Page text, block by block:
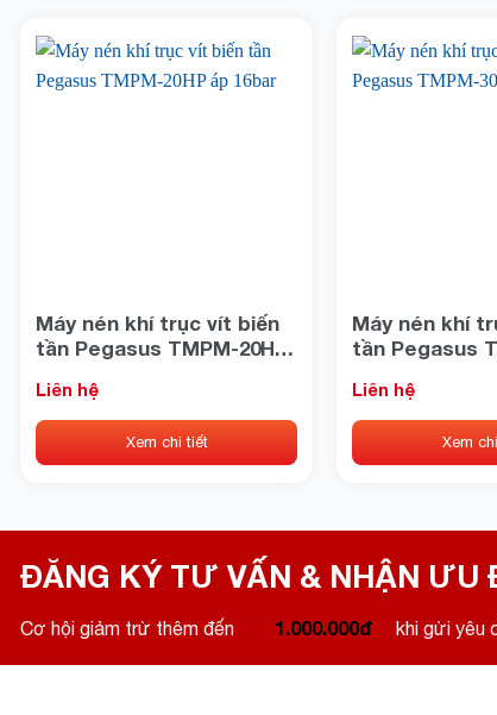
Máy nén khí trục vít biến
tần Pegasus TMPM-20HP
Liên hệ
Xem chi tiết
Máy nén khí
tần Pegasus
Liên hệ
Xem
ĐĂNG KÝ TƯ VẤN & NHẬN ƯU
Cơ hội giảm trừ thêm đến 1.000.000đ khi gửi yêu